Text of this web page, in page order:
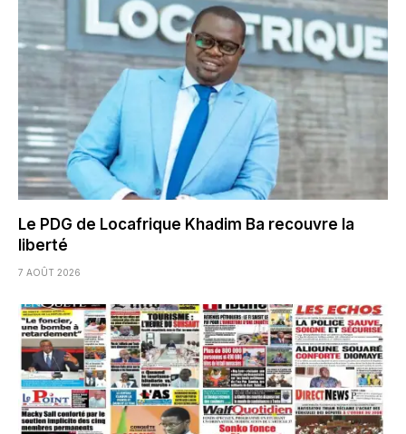
Le PDG de Locafrique Khadim Ba recouvre la
liberté
7 AOÛT 2026